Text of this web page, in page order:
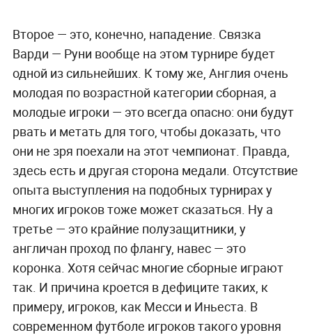
Второе — это, конечно, нападение. Связка
Варди — Руни вообще на этом турнире будет
одной из сильнейших. К тому же, Англия очень
молодая по возрастной категории сборная, а
молодые игроки — это всегда опасно: они будут
рвать и метать для того, чтобы доказать, что
они не зря поехали на этот чемпионат. Правда,
здесь есть и другая сторона медали. Отсутствие
опыта выступления на подобных турнирах у
многих игроков тоже может сказаться. Ну а
третье — это крайние полузащитники, у
англичан проход по флангу, навес — это
коронка. Хотя сейчас многие сборные играют
так. И причина кроется в дефиците таких, к
примеру, игроков, как Месси и Иньеста. В
современном футболе игроков такого уровня